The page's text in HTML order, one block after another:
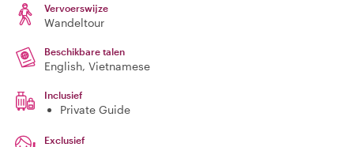
Vervoerswijze
Wandeltour
Beschikbare talen
English, Vietnamese
Inclusief
Private Guide
Exclusief